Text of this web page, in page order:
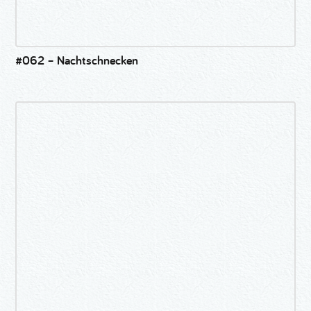
#062 – Nachtschnecken